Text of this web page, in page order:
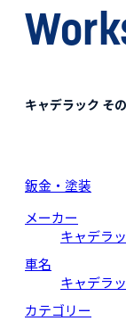
キャデラック そ
鈑金・塗装
メーカー
キャデラ
車名
キャデラ
カテゴリー